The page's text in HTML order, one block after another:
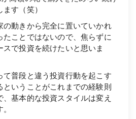
す（笑）
の動きから完全に置いていかれ
ことではないので、焦らずに
で投資を続けたいと思いま
普段と違う投資行動を起こす
ということがこれまでの経験則
基本的な投資スタイルは変え